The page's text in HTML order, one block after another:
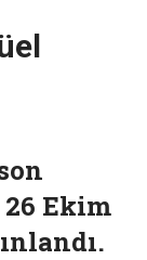
26 Ekim